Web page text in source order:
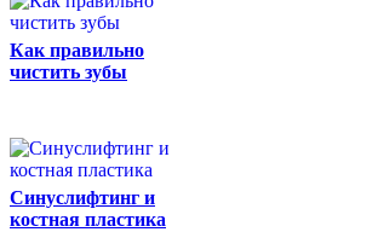
Как правильно
чистить зубы
Синуслифтинг и
костная пластика